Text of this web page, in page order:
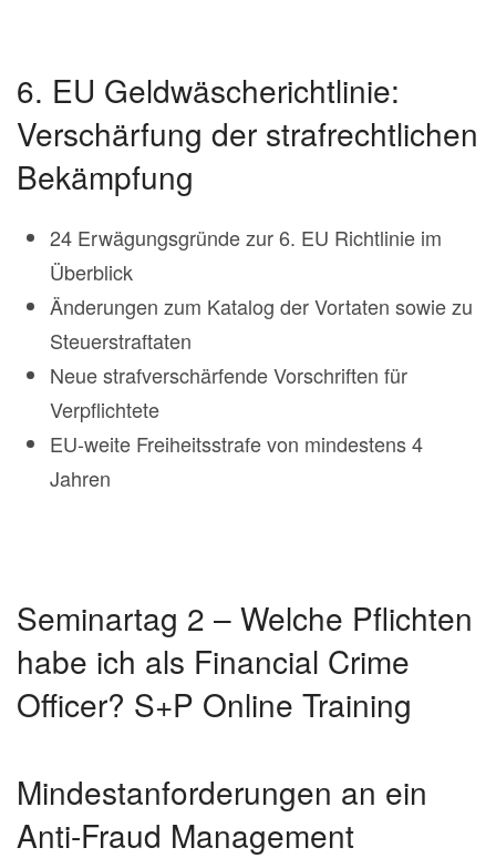
6. EU Geldwäscherichtlinie:
Verschärfung der strafrechtlichen
Bekämpfung
24 Erwägungsgründe zur 6. EU Richtlinie im
Überblick
Änderungen zum Katalog der Vortaten sowie zu
Steuerstraftaten
Neue strafverschärfende Vorschriften für
Verpflichtete
EU-weite Freiheitsstrafe von mindestens 4
Jahren
Seminartag 2 – Welche Pflichten
habe ich als Financial Crime
Officer? S+P Online Training
Mindestanforderungen an ein
Anti-Fraud Management